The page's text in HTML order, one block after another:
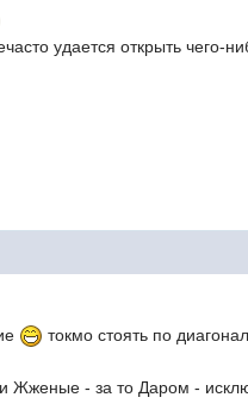
удается открыть чего-
токмо стоять по
Жженые - за то Даром -